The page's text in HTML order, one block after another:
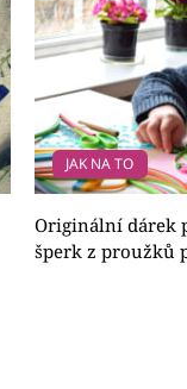
JAK NA TO
Originální dárek
šperk z proužků